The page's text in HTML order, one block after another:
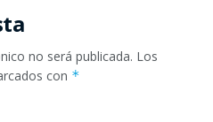
no será publicada. Los
con *